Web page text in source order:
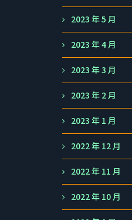
2023 年 5 月
2023 年 4 月
2023 年 3 月
2023 年 2 月
2023 年 1 月
2022 年 12 月
2022 年 11 月
2022 年 10 月